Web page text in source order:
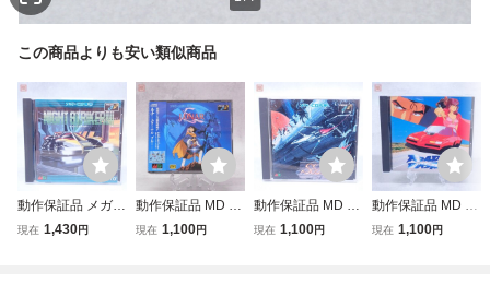
この商品よりも安い類似商品
動作保証品 メガC
D ナイトストライ
現在 1,430円
動作保証品 MD メ
ガCD ルナ エター
現在 1,100円
動作保証品 MD メ
ガCD ソル・フィ
現在 1,100円
動作保証品 MD メ
ガCD ロードブラ
現在 1,100円